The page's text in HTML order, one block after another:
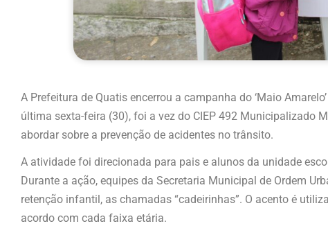
A Prefeitura de Quatis encerrou a campanha do ‘Maio
última sexta-feira (30), foi a vez do CIEP 492 Municipalizado
abordar sobre a prevenção de acidentes no trânsito.
A atividade foi direcionada para pais e alunos da unidade
Durante a ação, equipes da Secretaria Municipal de Ordem
retenção infantil, as chamadas “cadeirinhas”. O acento é
acordo com cada faixa etária.